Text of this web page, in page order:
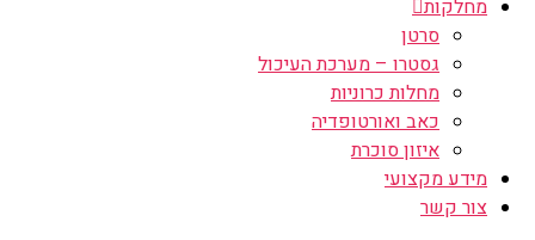
מחלקות
סרטן
גסטרו – מערכת העיכול
מחלות כרוניות
כאב ואורטופדיה
איזון סוכרת
מידע מקצועי
צור קשר